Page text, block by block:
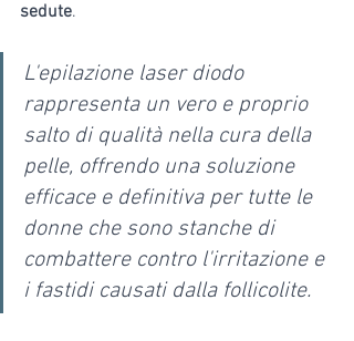
sedute.
L'epilazione laser diodo
rappresenta un vero e proprio
salto di qualità nella cura della
pelle, offrendo una soluzione
efficace e definitiva per tutte le
donne che sono stanche di
combattere contro l'irritazione e
i fastidi causati dalla follicolite.